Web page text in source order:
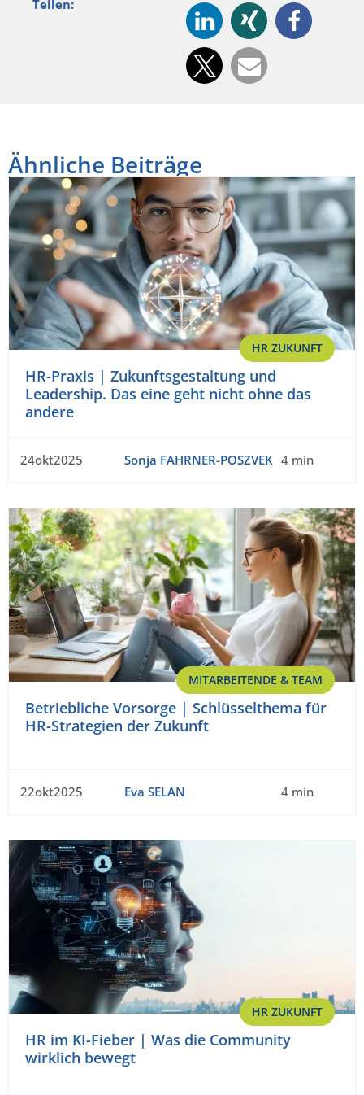
Teilen:
Ähnliche Beiträge
HR ZUKUNFT
HR-Praxis | Zukunftsgestaltung und
Leadership. Das eine geht nicht ohne das
andere
24okt2025 Sonja FAHRNER-POSZVEK 4 min
MITARBEITENDE & TEAM
Betriebliche Vorsorge | Schlüsselthema für
HR-Strategien der Zukunft
22okt2025 Eva SELAN 4 min
HR ZUKUNFT
HR im KI-Fieber | Was die Community
wirklich bewegt